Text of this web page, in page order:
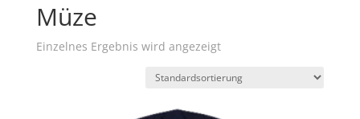
Müze
Einzelnes Ergebnis wird angezeigt